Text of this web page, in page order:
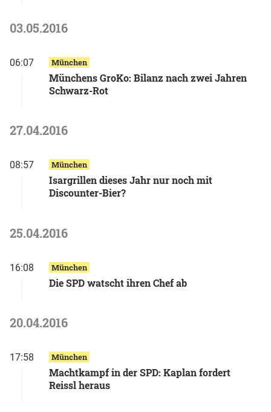
03.05.2016
06:07 München
Münchens GroKo: Bilanz nach zwei Jahren
Schwarz-Rot
27.04.2016
08:57 München
Isargrillen dieses Jahr nur noch mit
Discounter-Bier?
25.04.2016
16:08 München
Die SPD watscht ihren Chef ab
20.04.2016
17:58 München
Machtkampf in der SPD: Kaplan fordert
Reissl heraus